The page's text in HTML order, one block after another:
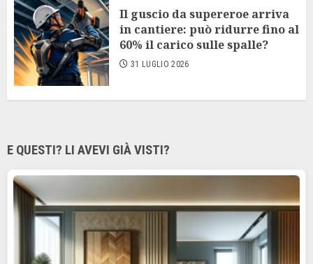
Il guscio da supereroe arriva
in cantiere: può ridurre fino al
60% il carico sulle spalle?
31 LUGLIO 2026
E QUESTI? LI AVEVI GIÀ VISTI?